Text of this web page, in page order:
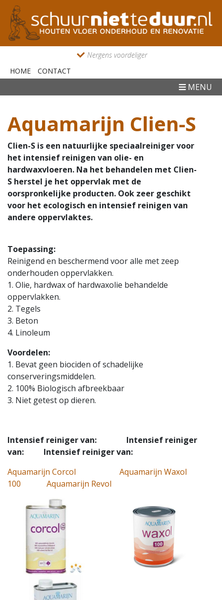
Nergens voordeliger
HOME
CONTACT
MENU
Aquamarijn Clien-S
Clien-S is een natuurlijke speciaalreiniger voor
het intensief reinigen van olie- en
hardwaxvloeren. Na het behandelen met Clien-
S herstel je het oppervlak met de
oorspronkelijke producten. Ook zeer geschikt
voor het ecologisch en intensief reinigen van
andere oppervlaktes.
Toepassing:
Reinigend en beschermend voor alle met zeep
onderhouden oppervlakken.
1. Olie, hardwax of hardwaxolie behandelde
oppervlakken.
2. Tegels
3. Beton
4. Linoleum
Voordelen:
1. Bevat geen biociden of schadelijke
conserveringsmiddelen.
2. 100% Biologisch afbreekbaar
3. Niet getest op dieren.
Intensief reiniger van: Intensief reiniger
van: Intensief reiniger van:
Aquamarijn Corcol
Aquamarijn Waxol
100
Aquamarijn Revol